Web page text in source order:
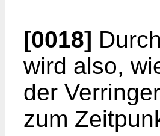
[0018]
wird also,
der
zum